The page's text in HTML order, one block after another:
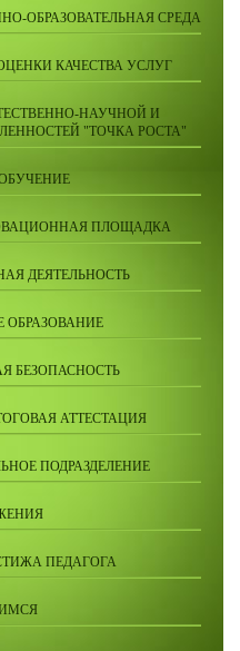
ОБРАЗОВАТЕЛЬНАЯ СРЕДА
КАЧЕСТВА УСЛУГ
НАУЧНОЙ И
"ТОЧКА РОСТА"
ПЛОЩАДКА
ДЕЯТЕЛЬНОСТЬ
БЕЗОПАСНОСТЬ
АТТЕСТАЦИЯ
ПОДРАЗДЕЛЕНИЕ
ПЕДАГОГА